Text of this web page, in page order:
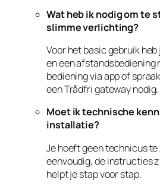
Wat heb ik nodig om te
slimme verlichting?
Voor het basic gebruik
en een afstandsbediening
bediening via app of
een Trådfri gateway nodig.
Moet ik technische
installatie?
Je hoeft geen technicus
eenvoudig, de instructies
helpt je stap voor stap.